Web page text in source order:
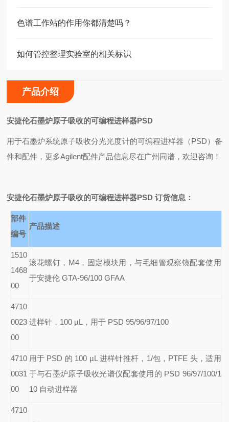
色谱工作站的作用你都清楚吗？
如何管控整理实验室的相关标识
产品介绍
安捷伦石墨炉原子吸收的可编程进样器PSD
用于石墨炉系统原子吸收分光光度计的可编程进样器（PSD）备
件和配件，更多Agilent配件产品信息尽在广州同谱，欢迎咨询！
安捷伦石墨炉原子吸收的可编程进样器PSD 订货信息：
部件
编号
产品描述
1510
1468
00
滚花螺钉，M4，固定模块用，与毛细管观察镜配套使用
于安捷伦 GTA-96/100 GFAA
4710
0023
00
进样针，100 µL，用于 PSD 95/96/97/100
4710
0031
00
用于 PSD 的 100 µL 进样针推杆，1/包，PTFE 头，适用
于与石墨炉原子吸收光谱仪配套使用的 PSD 96/97/100/1
10 自动进样器
4710